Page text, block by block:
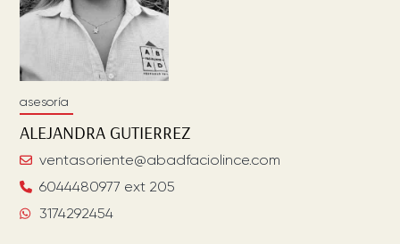
asesoría
ALEJANDRA GUTIERREZ
ventasoriente@abadfaciolince.com
6044480977 ext 205
3174292454